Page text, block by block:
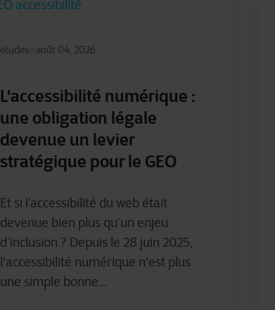
études août 04, 2026
L'accessibilité numérique :
une obligation légale
devenue un levier
stratégique pour le GEO
Et si l’accessibilité du web était
devenue bien plus qu’un enjeu
d’inclusion ? Depuis le 28 juin 2025,
l'accessibilité numérique n'est plus
une simple bonne...